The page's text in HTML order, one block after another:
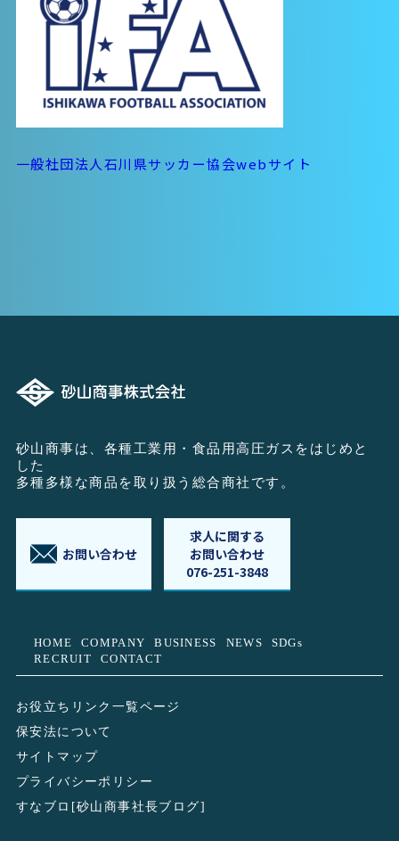
一般社団法人石川県サッカー協会webサイト
砂山商事は、各種工業用・食品用高圧ガスをはじめと
した
多種多様な商品を取り扱う総合商社です。
お問い合わせ
求人に関する
お問い合わせ
076-251-3848
HOME COMPANY BUSINESS NEWS
SDGs
RECRUIT
CONTACT
お役立ちリンク一覧ページ
保安法について
サイトマップ
プライバシーポリシー
すなブロ[砂山商事社長ブログ]